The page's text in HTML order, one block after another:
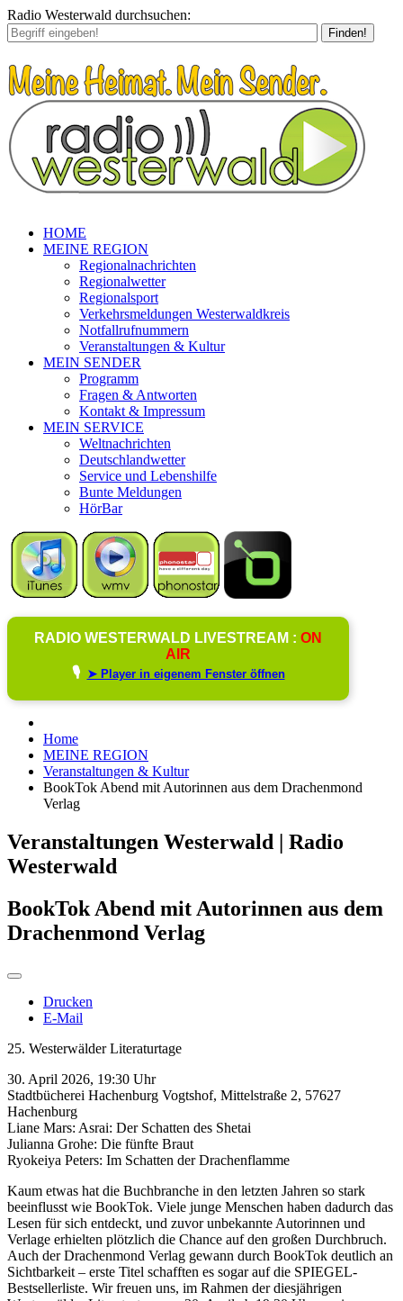
Radio Westerwald durchsuchen:
Finden!
HOME
MEINE REGION
Regionalnachrichten
Regionalwetter
Regionalsport
Verkehrsmeldungen Westerwaldkreis
Notfallrufnummern
Veranstaltungen & Kultur
MEIN SENDER
Programm
Fragen & Antworten
Kontakt & Impressum
MEIN SERVICE
Weltnachrichten
Deutschlandwetter
Service und Lebenshilfe
Bunte Meldungen
HörBar
RADIO WESTERWALD LIVESTREAM : ON
AIR
🎙️ ➤ Player in eigenem Fenster öffnen
Home
MEINE REGION
Veranstaltungen & Kultur
BookTok Abend mit Autorinnen aus dem Drachenmond
Verlag
Veranstaltungen Westerwald | Radio
Westerwald
BookTok Abend mit Autorinnen aus dem
Drachenmond Verlag
Drucken
E-Mail
25. Westerwälder Literaturtage
30. April 2026, 19:30 Uhr
Stadtbücherei Hachenburg Vogtshof, Mittelstraße 2, 57627
Hachenburg
Liane Mars: Asrai: Der Schatten des Shetai
Julianna Grohe: Die fünfte Braut
Ryokeiya Peters: Im Schatten der Drachenflamme
Kaum etwas hat die Buchbranche in den letzten Jahren so stark
beeinflusst wie BookTok. Viele junge Menschen haben dadurch das
Lesen für sich entdeckt, und zuvor unbekannte Autorinnen und
Verlage erhielten plötzlich die Chance auf den großen Durchbruch.
Auch der Drachenmond Verlag gewann durch BookTok deutlich an
Sichtbarkeit – erste Titel schafften es sogar auf die SPIEGEL-
Bestsellerliste. Wir freuen uns, im Rahmen der diesjährigen